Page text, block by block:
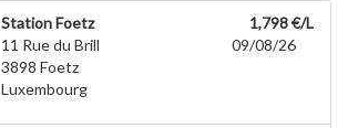
Station Foetz
11 Rue du Brill
3898 Foetz
Luxembourg
1,798 €/L
09/08/26